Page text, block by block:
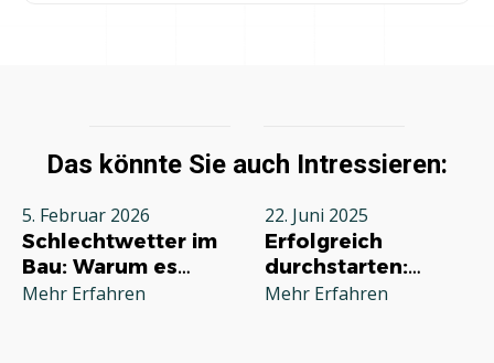
Das könnte Sie auch Intressieren:
5. Februar 2026
Schlechtwetter im
Bau: Warum es
jeden Betrieb
Mehr Erfahren
22. Juni 2025
Erfolgreich
durchstarten:
Deine
Mehr Erfahren